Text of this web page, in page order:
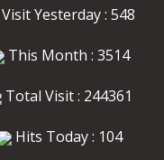
Visit Yesterday : 548
This Month : 3514
Total Visit : 244361
Hits Today : 104